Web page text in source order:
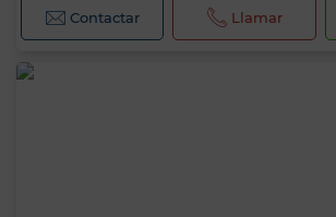
Contactar Llamar